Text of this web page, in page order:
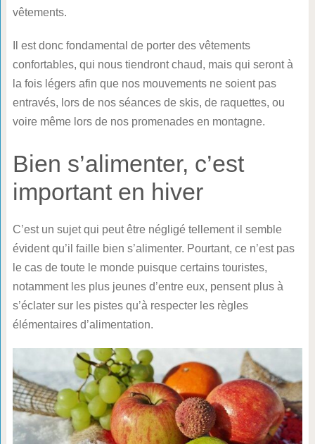
vêtements.
Il est donc fondamental de porter des vêtements
confortables, qui nous tiendront chaud, mais qui seront à
la fois légers afin que nos mouvements ne soient pas
entravés, lors de nos séances de skis, de raquettes, ou
voire même lors de nos promenades en montagne.
Bien s’alimenter, c’est
important en hiver
C’est un sujet qui peut être négligé tellement il semble
évident qu’il faille bien s’alimenter. Pourtant, ce n’est pas
le cas de toute le monde puisque certains touristes,
notamment les plus jeunes d’entre eux, pensent plus à
s’éclater sur les pistes qu’à respecter les règles
élémentaires d’alimentation.